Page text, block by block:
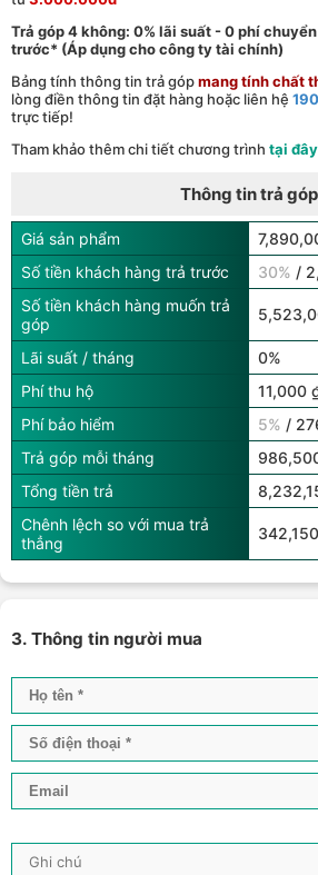
Trả góp 4 không: 0% lãi suất - 0 phí
trước* (Áp dụng cho công ty tài chính)
Bảng tính thông tin trả gópmang tính chất
lòng điền thông tin đặt hàng hoặc liên hệ
trực tiếp!
Tham khảo thêm chi tiết chương trình tại đây
Thông tin trả góp
Giá sản phẩm
Số tiền khách hàng trả trước
30% /
Số tiền khách hàng muốn trả
góp
Lãi suất / tháng
0%
Phí thu hộ
11,000
Phí bảo hiểm
5% /
Trả góp mỗi tháng
Tổng tiền trả
Chênh lệch so với mua trả
thẳng
3. Thông tin người mua